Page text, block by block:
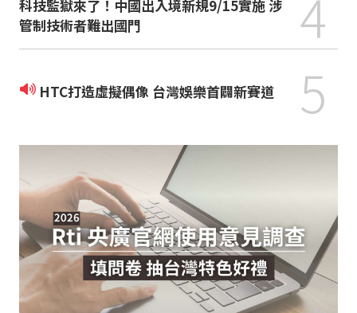
科技監獄來了！中國出入境新規9/15實施 涉
管制技術者難出國門
4
HTC打造虛擬偶像 台灣娛樂首闢新賽道 5